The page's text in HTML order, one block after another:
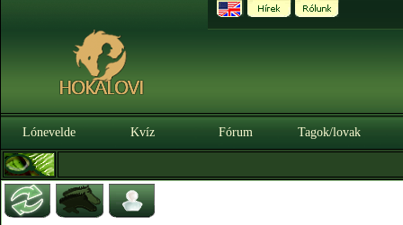
Lónevelde Kvíz Fórum Tagok/lovak